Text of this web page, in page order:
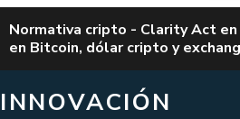
ALERTA
Normativa cripto - Clarity Act
en Bitcoin, dólar cripto y
INNOVACIÓN